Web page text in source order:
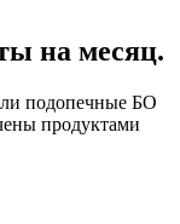
на месяц.
подопечные БО
продуктами